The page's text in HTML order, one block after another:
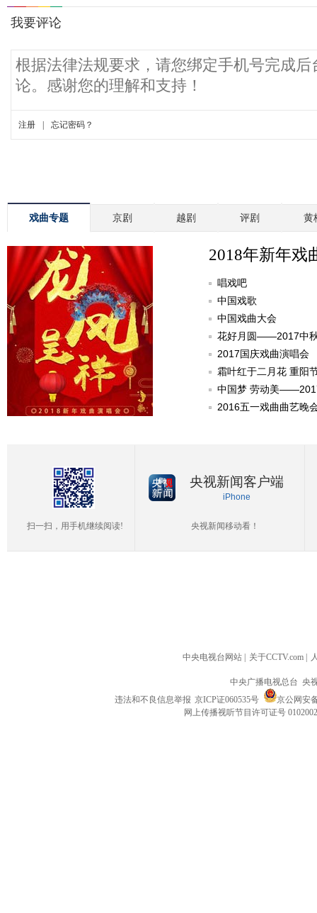
戏曲专题 京剧 越剧 评剧 黄
2018年新年戏
唱戏吧
中国戏歌
中国戏曲大会
花好月圆——2017中
2017国庆戏曲演唱会
霜叶红于二月花 重阳
中国梦 劳动美
2016五一戏曲曲艺晚
扫一扫，用手机继续阅读!
央视新闻客户端
iPhone
央视新闻移动看！
中央电视台网站 | 关于CCTV.com |
中央广播电视总台 央
违法和不良信息举报 京ICP证060535号
京公网安
网上传播视听节目许可证号